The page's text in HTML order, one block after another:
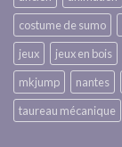
costume de sumo
jeux
jeux en bois
mkjump
nantes
taureau mécanique